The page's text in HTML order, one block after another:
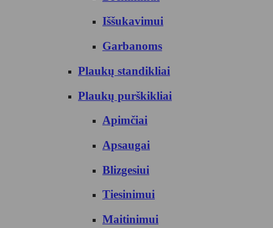
Iššukavimui
Garbanoms
Plaukų standikliai
Plaukų purškikliai
Apimčiai
Apsaugai
Blizgesiui
Tiesinimui
Maitinimui